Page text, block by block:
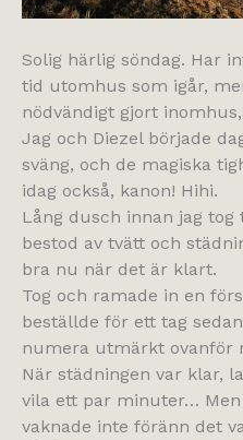
Solig härlig söndag. Har
tid utomhus som igår,
nödvändigt gjort
Jag och Diezel började
sväng, och de magiska
idag också, kanon! Hihi.
Lång dusch innan jag tog
bestod av tvätt och
bra nu när det är klart.
Tog och ramade in en
beställde för ett tag
numera utmärkt ovanför
När städningen var klar,
vila ett par minuter… Men
vaknade inte föränn det